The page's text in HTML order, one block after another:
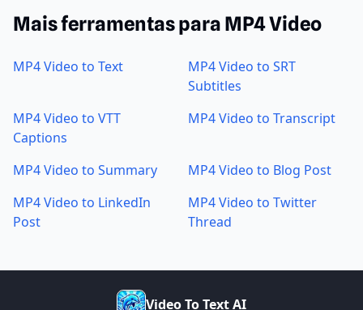
Mais ferramentas para MP4 Video
MP4 Video to Text
MP4 Video to SRT
Subtitles
MP4 Video to VTT
Captions
MP4 Video to Transcript
MP4 Video to Summary
MP4 Video to Blog Post
MP4 Video to LinkedIn
Post
MP4 Video to Twitter
Thread
VideoToTextAI